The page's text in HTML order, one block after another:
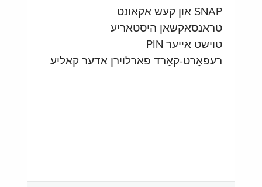
SNAP און קעש אקאונט
טראנסאקשאן היסטאריע
טוישט אייער PIN
רעפּאָרט-קאַרד פארלוירן אדער קאליע